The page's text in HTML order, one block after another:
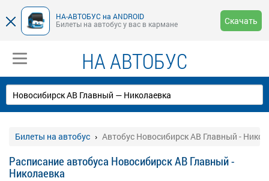
НА-АВТОБУС на ANDROID
Билеты на автобус у вас в кармане
Скачать
НА АВТОБУС
Билеты на автобус Автобус Новосибирск АВ Главный -
Расписание автобуса Новосибирск АВ Главный -
Николаевка